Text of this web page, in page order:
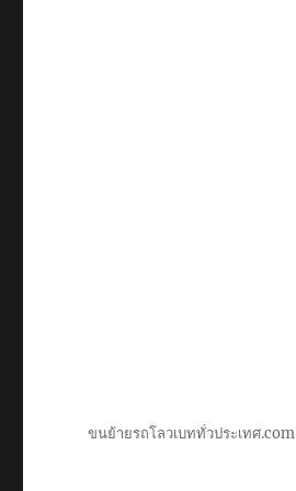
ขนย้ายรถโลวเบททั่วประเทศ.com